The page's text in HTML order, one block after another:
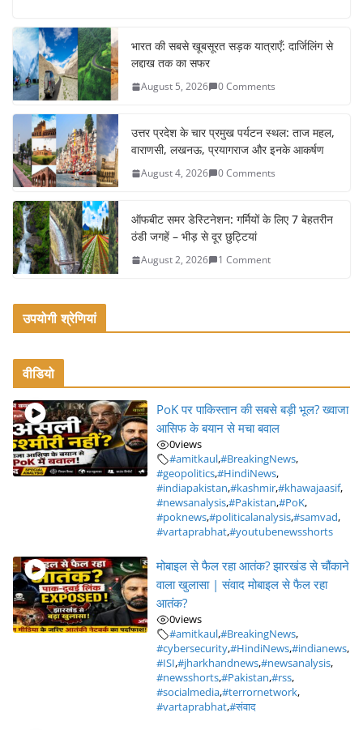
c
e
b
o
o
k
itt
er e
भारत की सबसे खूबसूरत सड़क यात्राएँ: दार्जिलिंग से
लद्दाख तक का सफर
August 5, 2026 0 Comments
उत्तर प्रदेश के चार प्रमुख पर्यटन स्थल: ताज महल,
वाराणसी, लखनऊ, प्रयागराज और इनके आकर्षण
August 4, 2026 0 Comments
ऑफबीट समर डेस्टिनेशन: गर्मियों के लिए 7 बेहतरीन
ठंडी जगहें – भीड़ से दूर छुट्टियां
August 2, 2026 1 Comment
उपयोगी श्रेणियां
वीडियो
PoK पर पाकिस्तान की सबसे बड़ी भूल? ख्वाजा
आसिफ के बयान से मचा बवाल
0views
#amitkaul,#BreakingNews,
#geopolitics,#HindiNews,
#indiapakistan,#kashmir,#khawajaasif,
#newsanalysis,#Pakistan,#PoK,
#poknews,#politicalanalysis,#samvad,
#vartaprabhat,#youtubenewsshorts
मोबाइल से फैल रहा आतंक? झारखंड से चौंकाने
वाला खुलासा | संवाद मोबाइल से फैल रहा
आतंक?
0views
#amitkaul,#BreakingNews,
#cybersecurity,#HindiNews,#indianews,
#ISI,#jharkhandnews,#newsanalysis,
#newsshorts,#Pakistan,#rss,
#socialmedia,#terrornetwork,
#vartaprabhat,#संवाद